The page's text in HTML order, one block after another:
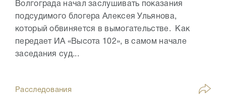
Волгограда начал заслушивать показания
подсудимого блогера Алексея Ульянова,
который обвиняется в вымогательстве. Как
передает ИА «Высота 102», в самом начале
заседания суд...
Расследования